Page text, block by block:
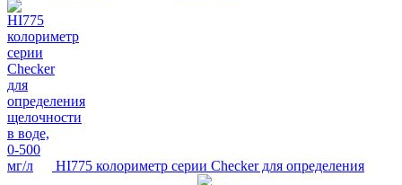
HI775 колориметр серии Checker для определения